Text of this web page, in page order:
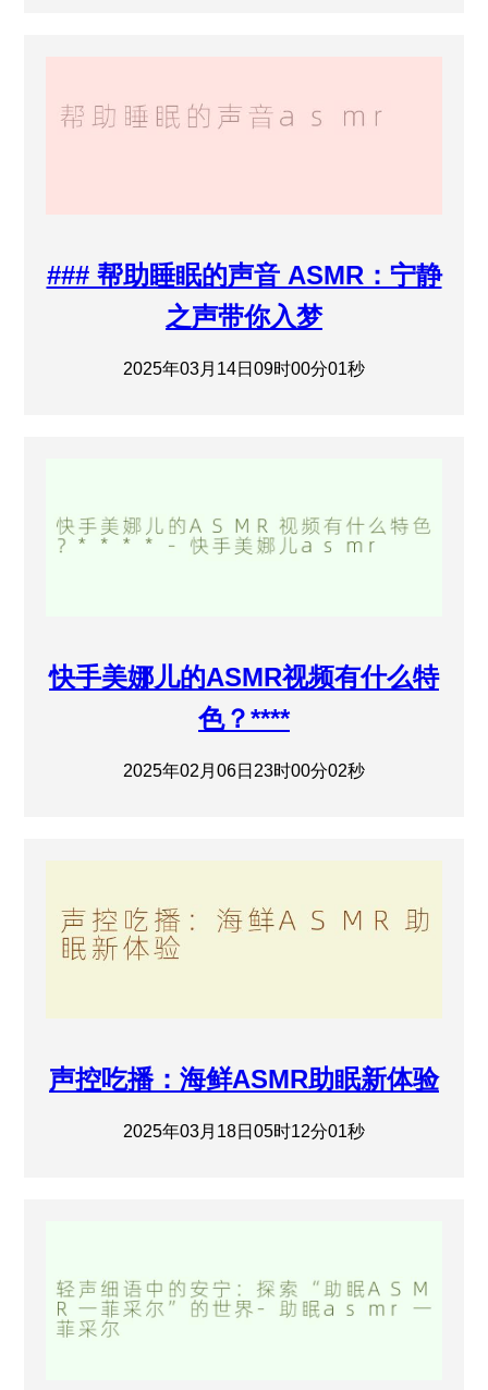
### 帮助睡眠的声音 ASMR：宁静
之声带你入梦
2025年03月14日09时00分01秒
快手美娜儿的ASMR视频有什么特
色？****
2025年02月06日23时00分02秒
声控吃播：海鲜ASMR助眠新体验
2025年03月18日05时12分01秒